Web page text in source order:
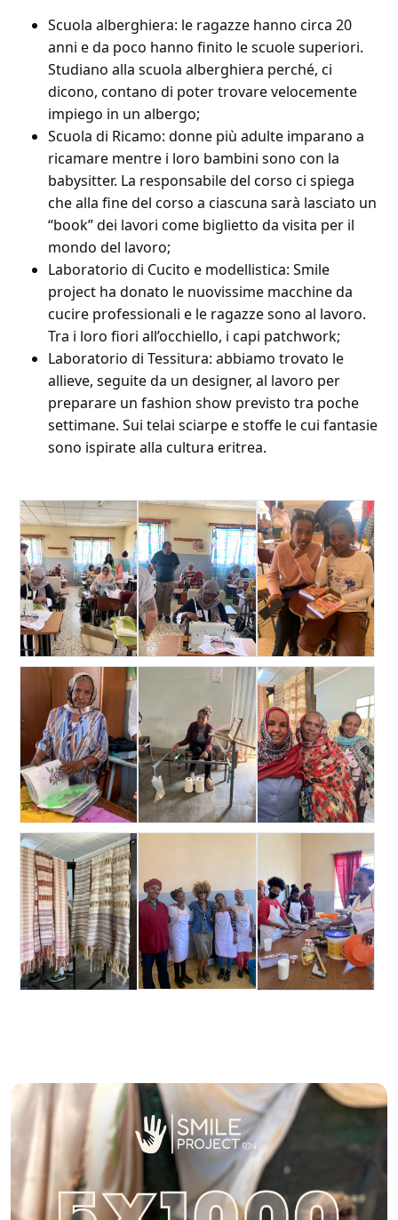
Scuola alberghiera: le ragazze hanno circa 20
anni e da poco hanno finito le scuole superiori.
Studiano alla scuola alberghiera perché, ci
dicono, contano di poter trovare velocemente
impiego in un albergo;
Scuola di Ricamo: donne più adulte imparano a
ricamare mentre i loro bambini sono con la
babysitter. La responsabile del corso ci spiega
che alla fine del corso a ciascuna sarà lasciato un
“book” dei lavori come biglietto da visita per il
mondo del lavoro;
Laboratorio di Cucito e modellistica: Smile
project ha donato le nuovissime macchine da
cucire professionali e le ragazze sono al lavoro.
Tra i loro fiori all’occhiello, i capi patchwork;
Laboratorio di Tessitura: abbiamo trovato le
allieve, seguite da un designer, al lavoro per
preparare un fashion show previsto tra poche
settimane. Sui telai sciarpe e stoffe le cui fantasie
sono ispirate alla cultura eritrea.